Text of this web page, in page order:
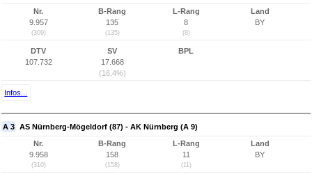
Nr.
9.957
(309)
B-Rang
135
(135)
L-Rang
8
(8)
Land
BY
DTV
107.732
SV
17.668
(16,4%)
BPL
Infos...
A 3 AS Nürnberg-Mögeldorf (87) - AK Nürnberg (A 9)
Nr.
9.958
(310)
B-Rang
158
(158)
L-Rang
11
(11)
Land
BY